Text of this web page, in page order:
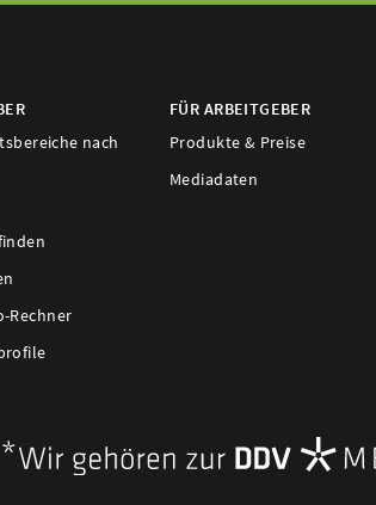
nach
Rechner
FÜR ARBEITGEBER
Produkte & Preise
Mediadaten